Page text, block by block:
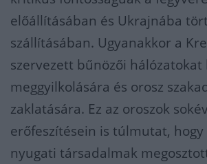
előállításában és Ukrajnába
szállításában. Ugyanakkor a
szervezett bűnözői hálózatokat
meggyilkolására és orosz
zaklatására. Ez az oroszok
erőfeszítésein is túlmutat, hogy
nyugati társadalmak